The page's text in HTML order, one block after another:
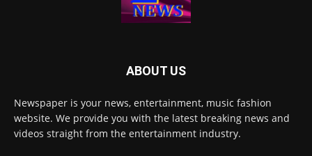
ABOUT US
Newspaper is your news, entertainment, music fashion
website. We provide you with the latest breaking news and
videos straight from the entertainment industry.